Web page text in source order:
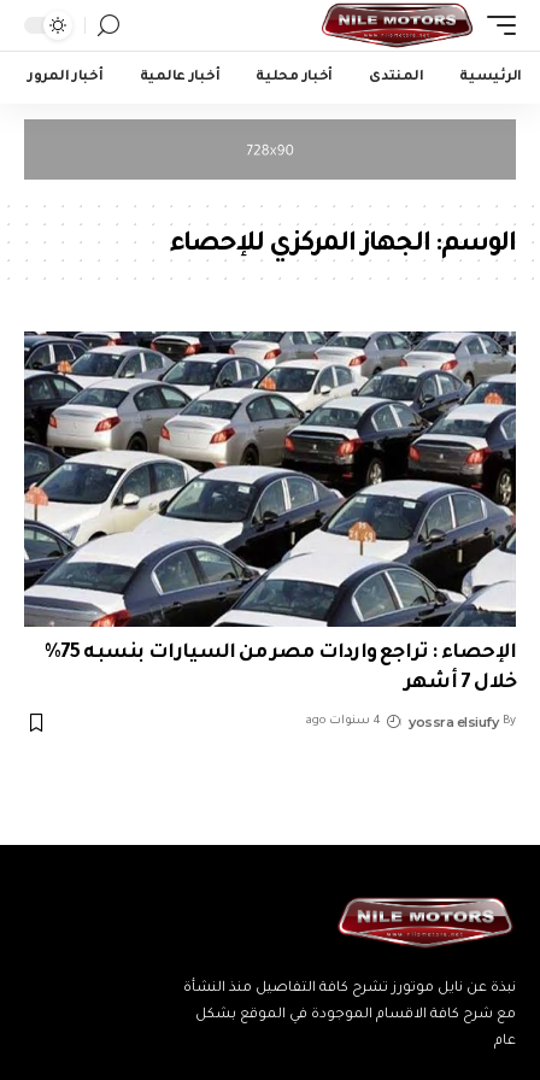
الرئيسية المنتدى أخبار محلية أخبار عالمية أخبار المرور
الوسم: الجهاز المركزي للإحصاء
الإحصاء : تراجع واردات مصر من السيارات بنسبه 75%
خلال 7 أشهر
By
yossra elsiufy 4 سنوات ago
نبذة عن نايل موتورز تشرح كافة التفاصيل منذ النشأة
مع شرح كافة الاقسام الموجودة في الموقع بشكل
عام